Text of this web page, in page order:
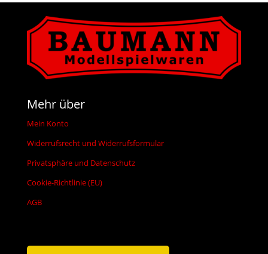
Mehr über
Mein Konto
Widerrufsrecht und Widerrufsformular
Privatsphäre und Datenschutz
Cookie-Richtlinie (EU)
AGB